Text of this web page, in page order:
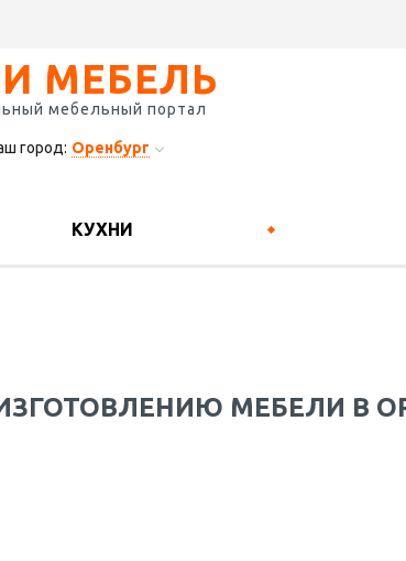
МЕБЕЛЬ
мебельный портал
город: Оренбург
КУХНИ
МЕБЕЛИ В